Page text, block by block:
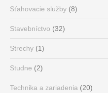
Sťahovacie služby (8)
Stavebníctvo (32)
Strechy (1)
Studne (2)
Technika a zariadenia (20)